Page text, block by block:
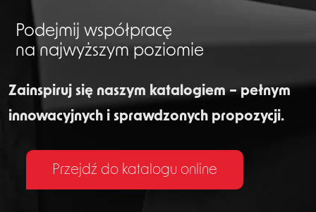
Podejmij współpracę
na najwyższym poziomie
Zainspiruj się naszym katalogiem – pełnym
innowacyjnych i sprawdzonych propozycji.
Przejdź do katalogu online